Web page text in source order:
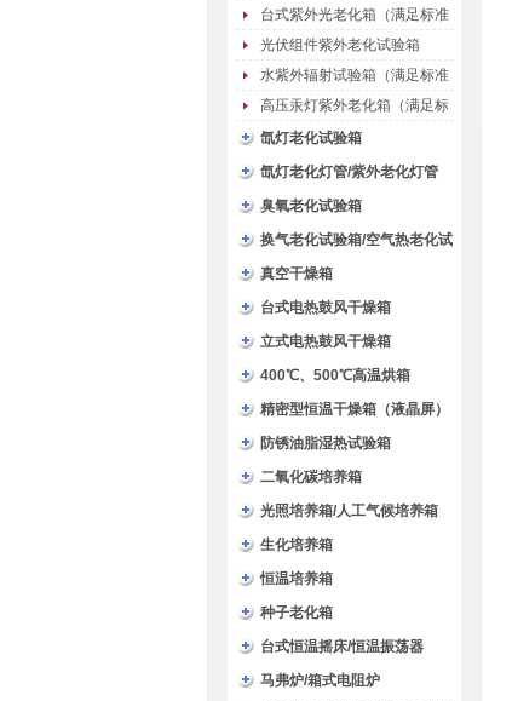
型）
台式紫外光老化箱（满足标准
GB/T16776）
光伏组件紫外老化试验箱
水紫外辐射试验箱（满足标准
JC485-1992）
高压汞灯紫外老化箱（满足标
准GB/T16777）
氙灯老化试验箱
氙灯老化灯管/紫外老化灯管
（耗材）
臭氧老化试验箱
换气老化试验箱/空气热老化试
验箱
真空干燥箱
台式电热鼓风干燥箱
立式电热鼓风干燥箱
400℃、500℃高温烘箱
精密型恒温干燥箱（液晶屏）
防锈油脂湿热试验箱
二氧化碳培养箱
光照培养箱/人工气候培养箱
生化培养箱
恒温培养箱
种子老化箱
台式恒温摇床/恒温振荡器
马弗炉/箱式电阻炉